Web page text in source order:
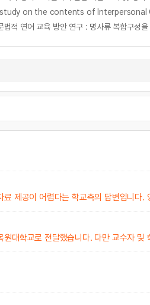
A study on the contents of
법적 연어 교육 방안 연구 : 명사류 복합구성을
제공이 어렵다는 학교측의 답변입니다.
대학교로 전달했습니다. 다만 교수자